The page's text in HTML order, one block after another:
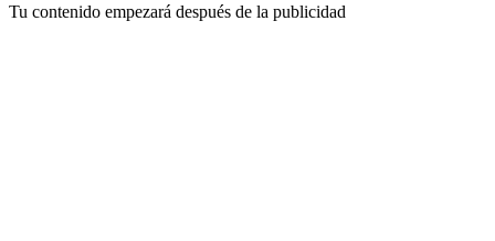
Tu contenido empezará después de la publicidad